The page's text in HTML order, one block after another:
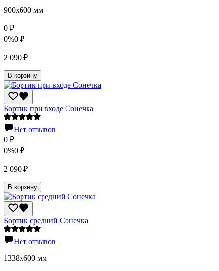
900х600 мм
0 ₽
0%0 ₽
2 090 ₽
В корзину
Бортик при входе Сонечка
Нет отзывов
0 ₽
0%0 ₽
2 090 ₽
В корзину
Бортик средний Сонечка
Нет отзывов
1338х600 мм